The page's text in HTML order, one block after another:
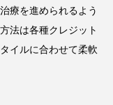
療を進められるよう
法は各種クレジット
イルに合わせて柔軟